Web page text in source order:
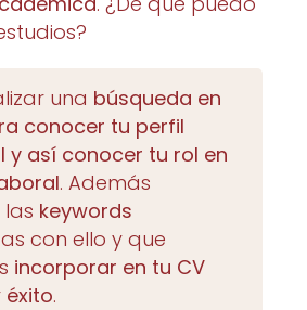
una búsqueda en
conocer tu perfil
y así conocer tu rol en
. Además
keywords
con ello y que
incorporar en tu CV
éxito.